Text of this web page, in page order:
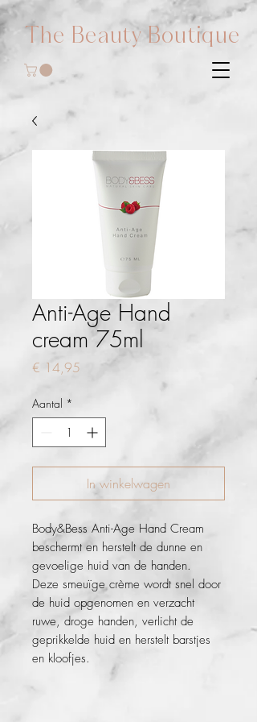
The Beauty Boutique
Anti-Age Hand
cream 75ml
€ 14,95
Aantal *
In winkelwagen
Body&Bess Anti-Age Hand Cream
beschermt en herstelt de dunne en
gevoelige huid van de handen.
Deze smeuïge crème wordt snel door
de huid opgenomen en verzacht
ruwe, droge handen, verlicht de
geprikkelde huid en herstelt barstjes
en kloofjes.